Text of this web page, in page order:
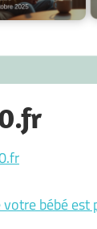
bébé est